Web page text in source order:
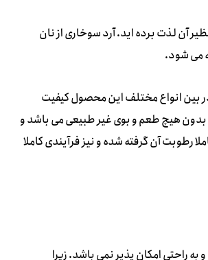
آن لذت برده اید. آرد سوخاری از نان
می شود.
در بین انواع مختلف این محصول کیفیت
بدون هیچ طعم و بوی غیر طبیعی می باشد و
رطوبت آن گرفته شده و نیز فرآیندی کاملا
راحتی امکان پذیر نمی باشد. زیرا